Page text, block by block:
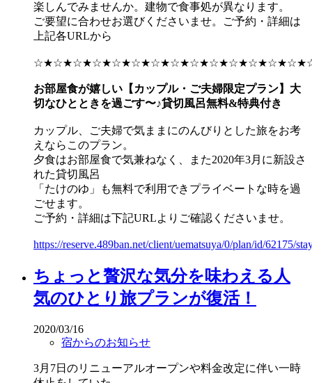
楽しんでみませんか。建物で食事処が異なります。
ご要望に合わせお選びくださいませ。ご予約・詳細は
上記各URLから
お部屋食が嬉しい【カップル・ご夫婦限定プラン】大
切なひとときを過ごす〜♪貸切風呂無料&特典付き
カップル、ご夫婦で気ままにのんびりとした旅をお考
えならこのプラン。
夕食はお部屋食で気兼ねなく、また2020年3月に新設さ
れた貸切風呂
「たけのゆ」も無料で利用できプライベートな時を過
ごせます。
ご予約・詳細は下記URLよりご確認くださいませ。
https://reserve.489ban.net/client/uematsuya/0/plan/id/62175/
ちょっと贅沢な気分を味わえる人
気のひとり旅プランが復活！
2020/03/16
宿からのお知らせ
3月7日のリニューアルオープンや料金改定に伴い一時